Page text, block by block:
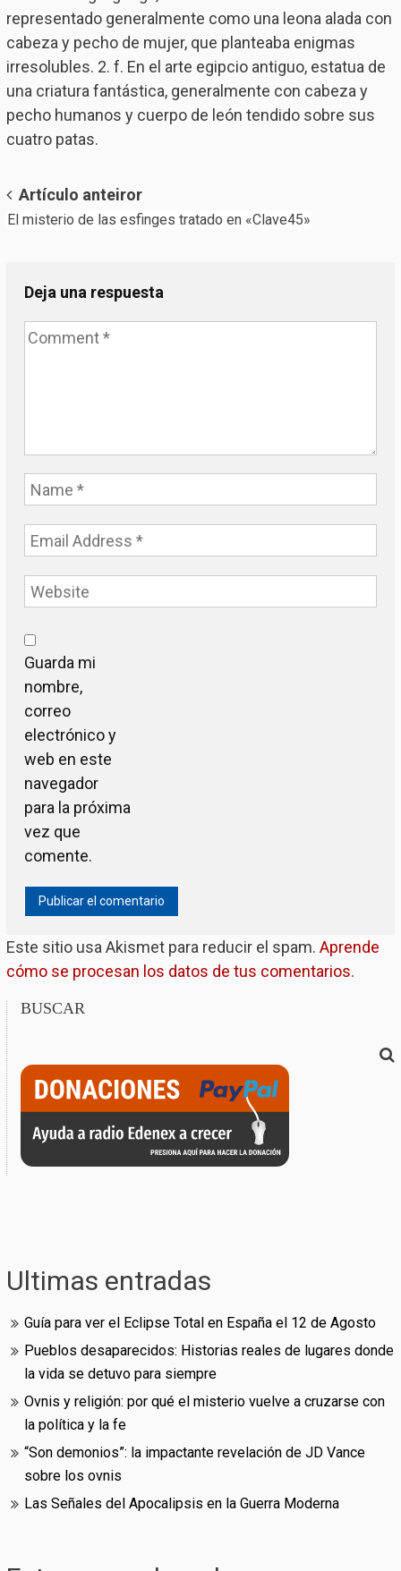
representado generalmente como una leona alada con
cabeza y pecho de mujer, que planteaba enigmas
irresolubles. 2. f. En el arte egipcio antiguo, estatua de
una criatura fantástica, generalmente con cabeza y
pecho humanos y cuerpo de león tendido sobre sus
cuatro patas.
Post
navigation
Artículo anteiror
El misterio de las esfinges tratado en «Clave45»
Deja una respuesta
Guarda mi
nombre,
correo
electrónico y
web en este
navegador
para la próxima
vez que
comente.
Este sitio usa Akismet para reducir el spam. Aprende
cómo se procesan los datos de tus comentarios.
BUSCAR
Ultimas entradas
Guía para ver el Eclipse Total en España el 12 de Agosto
Pueblos desaparecidos: Historias reales de lugares donde
la vida se detuvo para siempre
Ovnis y religión: por qué el misterio vuelve a cruzarse con
la política y la fe
“Son demonios”: la impactante revelación de JD Vance
sobre los ovnis
Las Señales del Apocalipsis en la Guerra Moderna